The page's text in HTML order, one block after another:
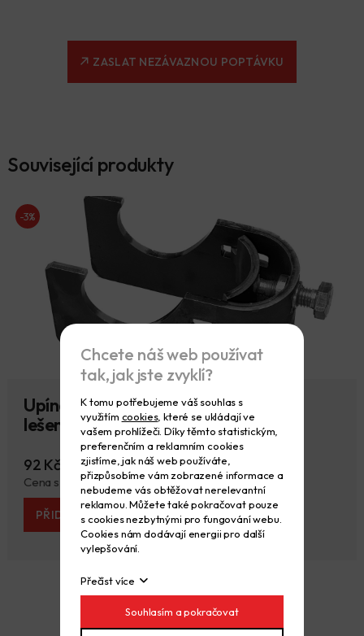
ZASLAT NEZÁVAZNOU POPTÁVKU
Související produkty
-3%
Upínací spojka háková pro trubkové
lešení - nová
92 Kč 95 Kč
Cena s DPH 111 Kč115 Kč
PŘIDAT DO KOŠÍKU
Chcete náš web používat
tak, jak jste zvyklí?
K tomu potřebujeme váš souhlas s
využitím cookies, které se ukládají ve
vašem prohlížeči. Díky těmto statistickým,
preferenčním a reklamním cookies
zjistíme, jak náš web používáte,
přizpůsobíme vám zobrazené informace a
nebudeme vás obtěžovat nerelevantní
reklamou. Můžete také pokračovat pouze
s cookies nezbytnými pro fungování webu.
Cookies nám dodávají energii pro další
vylepšování.
Přečíst více
Souhlasím a pokračovat